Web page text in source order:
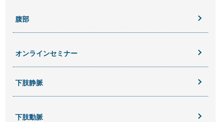
腹部
オンラインセミナー
下肢静脈
下肢動脈